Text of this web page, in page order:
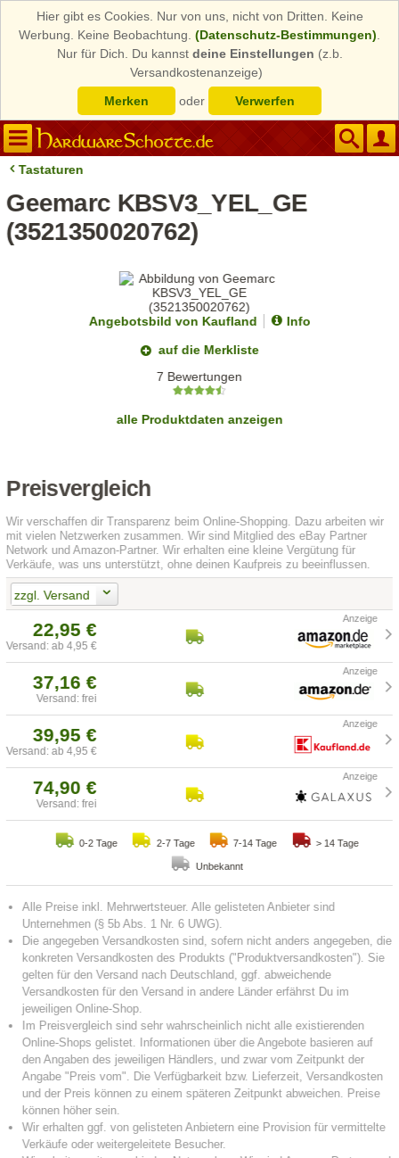
Hier gibt es Cookies. Nur von uns, nicht von Dritten. Keine
Werbung. Keine Beobachtung. (Datenschutz-Bestimmungen)
Nur für Dich. Du kannst deine Einstellungen (z.b.
Versandkostenanzeige)
Merken
oder Verwerfen
Tastaturen
Geemarc KBSV3_YEL_GE
(3521350020762)
Angebotsbild von Kaufland
Info
auf die Merkliste
7 Bewertungen
alle Produktdaten anzeigen
Preisvergleich
Wir verschaffen dir Transparenz beim Online-Shopping. Dazu arbeiten wir
mit vielen Netzwerken zusammen. Wir sind Mitglied des eBay Partner
Network und Amazon-Partner. Wir erhalten eine kleine Vergütung für
Verkäufe, was uns unterstützt, ohne deinen Kaufpreis zu beeinflussen.
zzgl. Versand
22,95 €
Versand: ab 4,95 €
37,16 €
Versand: frei
39,95 €
Versand: ab 4,95 €
74,90 €
Versand: frei
0-2 Tage 2-7 Tage 7-14 Tage > 14 Tage
Unbekannt